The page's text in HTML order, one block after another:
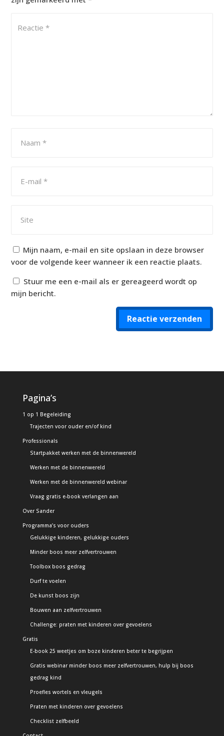
Mijn naam, e-mail en site opslaan in deze browser
voor de volgende keer wanneer ik een reactie plaats.
Stuur me een e-mail als er gereageerd wordt op
mijn bericht.
Reactie verzenden
Pagina’s
1 op 1 Begeleiding
Trajecten voor ouder en/of kind
Professionals
Startpakket werken met de binnenwereld
Werken met de binnenwereld
Werken met de binnenwereld webinar
Vraag gratis e-book verlangen aan
Over Sander
Programma’s voor ouders
Gelukkige kinderen, gelukkige ouders
Minder boos meer zelfvertrouwen
Toolbox boos gedrag
Durf te voelen
De kunst boos zijn
Bouwen aan zelfvertrouwen
Challenge: praten met kinderen over gevoelens
Gratis
E-book 25 weetjes om boze kinderen beter te begrijpen
Gratis webinar minder boos meer zelfvertrouwen, hulp bij boos
gedrag kind
Proefles wortels en vleugels
Praten met kinderen over gevoelens
Checklist zelfbeeld